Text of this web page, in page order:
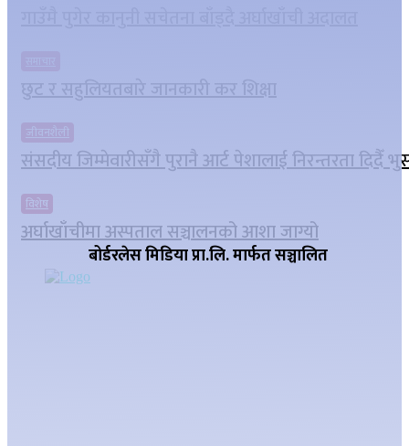
छुट र सहुलियतबारे जानकारी कर शिक्षा
जीवनशैली
संसदीय जिम्मेवारीसँगै पुरानै आर्ट पेशालाई निरन्तरता दिदैँ
विशेष
अर्घाखाँचीमा अस्पताल सञ्चालनको आशा जाग्यो
बोर्डरलेस मिडिया प्रा.लि. मार्फत सञ्चालित